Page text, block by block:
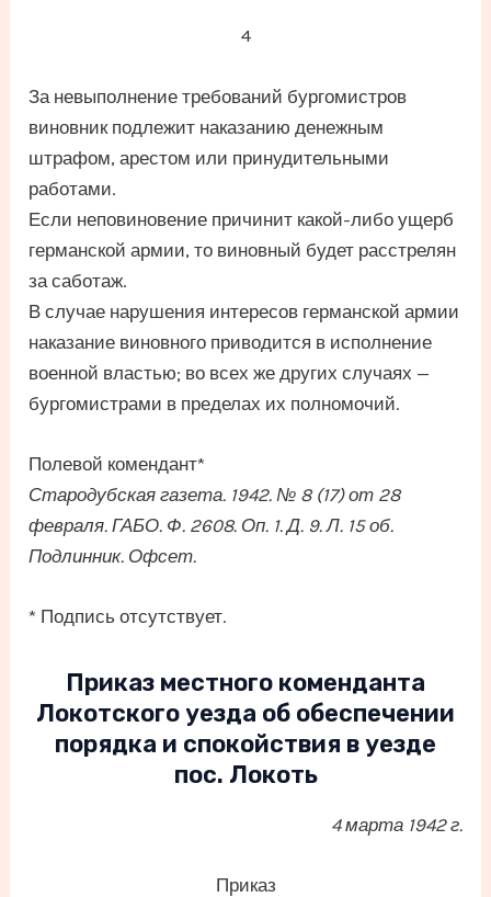
4
За невыполнение требований бургомистров
виновник подлежит наказанию денежным
штрафом, арестом или принудительными
работами.
Если неповиновение причинит какой-либо ущерб
германской армии, то виновный будет расстрелян
за саботаж.
В случае нарушения интересов германской армии
наказание виновного приводится в исполнение
военной властью; во всех же других случаях —
бургомистрами в пределах их полномочий.
Полевой комендант*
Стародубская газета. 1942. № 8 (17) от 28
февраля. ГАБО. Ф. 2608. Оп. 1. Д. 9. Л. 15 об.
Подлинник. Офсет.
* Подпись отсутствует.
Приказ местного коменданта
Локотского уезда об обеспечении
порядка и спокойствия в уезде
пос. Локоть
4 марта 1942 г.
Приказ